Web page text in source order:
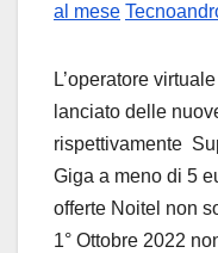
al mese
L’operatore
lanciato delle
rispettivamente
Giga a meno di 5
offerte Noitel non
1° Ottobre 2022